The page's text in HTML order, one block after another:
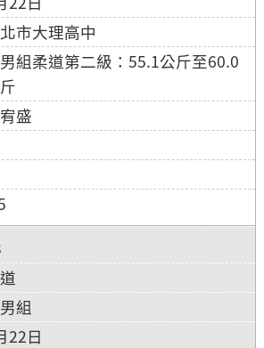
市大理高中
組柔道第二級：55.1公斤至60.0
盛
組
22日